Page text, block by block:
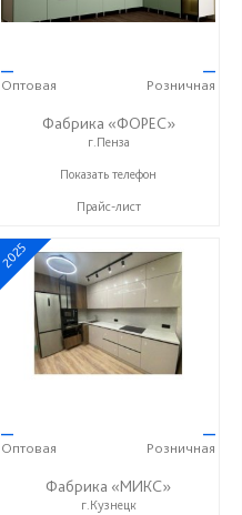
—
Оптовая
—
Розничная
Фабрика «ФОРЕС»
г.Пенза
+7 (8412) 73-85-16
Показать телефон
Прайс-лист
2025
—
Оптовая
—
Розничная
Фабрика «МИКС»
г.Кузнецк